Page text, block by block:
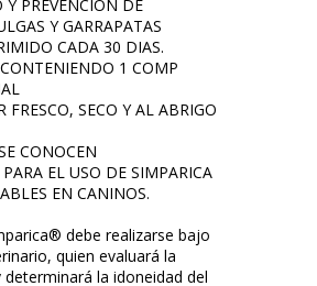
PREVENCION DE
Y GARRAPATAS
CADA 30 DIAS.
1 COMP
SECO Y AL ABRIGO
CONOCEN
EL USO DE SIMPARICA
EN CANINOS.
debe realizarse bajo
quien evaluará la
la idoneidad del